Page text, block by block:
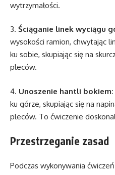
wytrzymałości.
3. Ściąganie linek wyciągu
wysokości ramion, chwytając
ku sobie, skupiając się na
pleców.
4. Unoszenie hantli bokiem:
ku górze, skupiając się na
pleców. To ćwiczenie
Przestrzeganie zasad
Podczas wykonywania